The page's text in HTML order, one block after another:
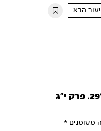
הבא
היה הראשון לכתוב סקירה “29. פרק י”ג
מסומנים*